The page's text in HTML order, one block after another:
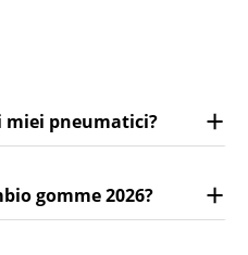
miei pneumatici?
gomme 2026?